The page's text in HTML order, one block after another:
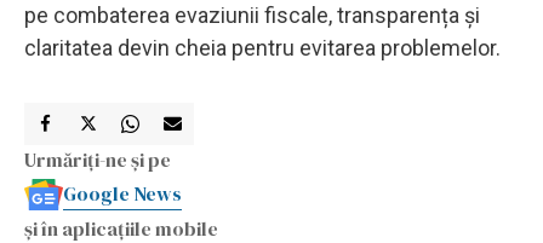
pe combaterea evaziunii fiscale, transparența și
claritatea devin cheia pentru evitarea problemelor.
Urmăriți-ne și pe
Google News
și în aplicațiile mobile